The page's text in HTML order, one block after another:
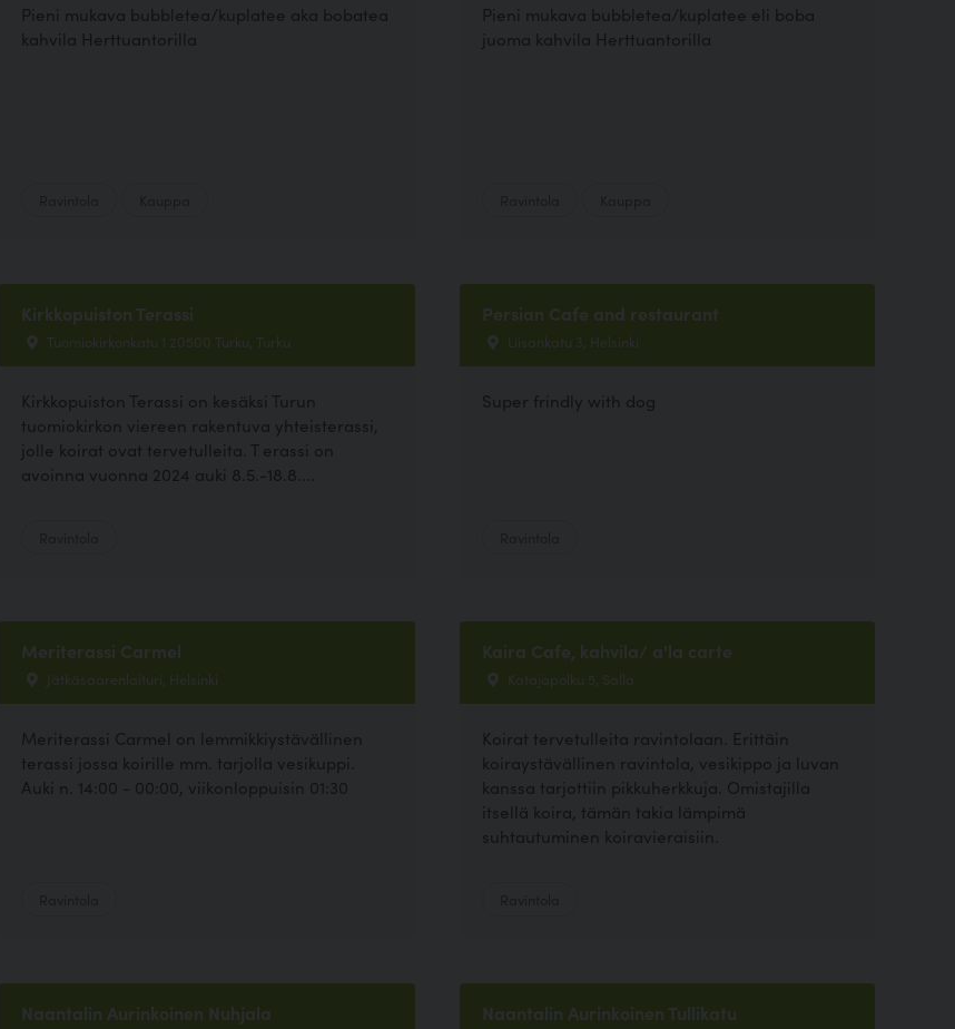
Pieni mukava bubbletea/kuplatee aka bobatea
kahvila Herttuantorilla
Pieni mukava bubbletea/kuplatee eli boba
juoma kahvila Herttuantorilla
Kirkkopuiston Terassi
Tuomiokirkonkatu 1 20500 Turku, Turku
Kirkkopuiston Terassi on kesäksi Turun
tuomiokirkon viereen rakentuva yhteisterassi,
jolle koirat ovat tervetulleita. T erassi on
avoinna vuonna 2024 auki 8.5.-18.8....
Persian Cafe and restaurant
Liisankatu 3, Helsinki
Super frindly with dog
Meriterassi Carmel
Jätkäsaarenlaituri, Helsinki
Meriterassi Carmel on lemmikkiystävällinen
terassi jossa koirille mm. tarjolla vesikuppi.
Auki n. 14:00 - 00:00, viikonloppuisin 01:30
Kaira Cafe, kahvila/ a'la carte
Katajapolku 5, Salla
Koirat tervetulleita ravintolaan. Erittäin
koiraystävällinen ravintola, vesikippo ja luvan
kanssa tarjottiin pikkuherkkuja. Omistajilla
itsellä koira, tämän takia lämpimä
suhtautuminen koiravieraisiin.
Naantalin Aurinkoinen Nuhjala Naantalin Aurinkoinen Tullikatu